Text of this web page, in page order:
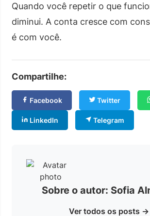
Quando você repetir o que
diminui. A conta cresce com
é com você.
Compartilhe:
Facebook Twitter
LinkedIn Telegram
Sobre o autor: Sofia
Ver todos os posts →